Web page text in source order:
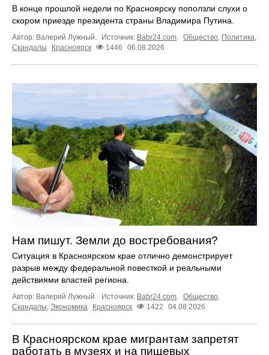
В конце прошлой недели по Красноярску поползли слухи о
скором приезде президента страны Владимира Путина.
Автор: Валерий Лужный. Источник: Babr24.com. Общество, Политика,
Скандалы
Красноярск 1446 06.08.2026
Нам пишут. Земли до востребования?
Ситуация в Красноярском крае отлично демонстрирует
разрыв между федеральной повесткой и реальными
действиями властей региона.
Автор: Валерий Лужный. Источник: Babr24.com Общество
Скандалы, Экономика Красноярск 1422 04.08.2026
В Красноярском крае мигрантам запретят
работать в музеях и на пищевых